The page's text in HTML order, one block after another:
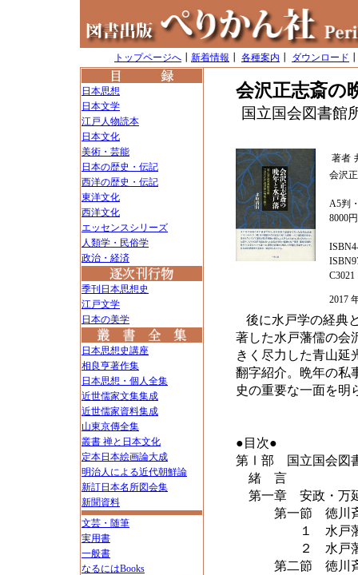
トップページへ 新着情報 各種案内 ダウンロード
日本思想
日本文学
江戸人物読本
日本文化
美術・芸能
日本の歴史・伝記
西洋の歴史・伝記
東洋文化
西洋文化
エッセンスシリーズ
人類学・民俗学
政治・経済
季刊日本思想史
江戸文学
日本の美学
日本思想史講座
相良亨著作集
日本思想・個人全集
近世儒家文集集成
近世儒家資料集成
山東京傳全集
叢書 禅と日本文化
定本日本絵画論大成
明治人による近代朝鮮論
新訂日本名所図会集
新聞資料
文芸・随筆
実用書
一般書
なるにはBooks
会沢正志斎の
国立国会図書館
著者
会沢
A5判
8000
C3021
2017
後に水戸学の経典
著した水戸藩儒の会
きく尽力した青山延
翻字紹介。晩年の私
史の重要な一面を明
●目次●
第Ⅰ部 国立国会図
緒 言
第一章 安政・万
第一節 徳川斉昭
１ 水戸藩士民
２ 水戸藩士民
第二節 徳川斉昭